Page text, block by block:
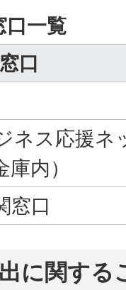
口一覧
口
ネス応援ネ
内）
窓口
に関する